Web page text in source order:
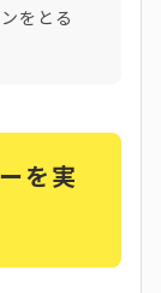
をとる
を実